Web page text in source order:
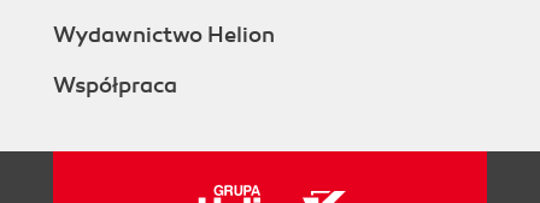
Wydawnictwo Helion
Współpraca